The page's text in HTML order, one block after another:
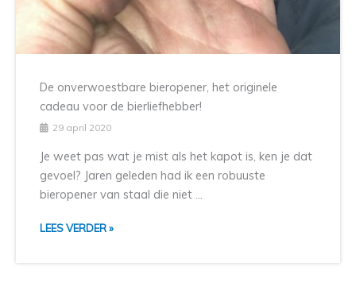
De onverwoestbare bieropener, het originele
cadeau voor de bierliefhebber!
29 april 2020
Je weet pas wat je mist als het kapot is, ken je dat
gevoel? Jaren geleden had ik een robuuste
bieropener van staal die niet ...
LEES VERDER »